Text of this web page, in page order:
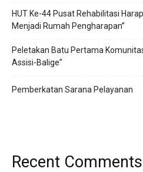
HUT Ke-44 Pusat Rehabilitasi
Menjadi Rumah Pengharapan”
Peletakan Batu Pertama
Assisi-Balige”
Pemberkatan Sarana Pelayanan
Recent Comments